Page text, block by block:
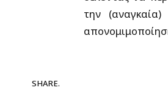
την
SHARE.